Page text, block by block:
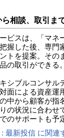
ら相談、取引ま
ビスは、「マネ
握した後、専門
トを提案。その
の取引ができる。
シブルコンサル
面による資産運
中から顧客が指
の状況に合わせ
のサポートも予
最新投信 に関連